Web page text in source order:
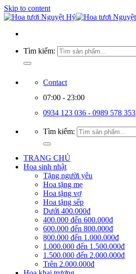
Skip to content
Tìm kiếm:
Contact
07:00 - 23:00
0934 123 036 - 0989 578 353
Tìm kiếm:
TRANG CHỦ
Hoa sinh nhật
Tặng người yêu
Hoa tặng mẹ
Hoa tặng vợ
Hoa tặng sếp
Dưới 400.000đ
400.000 đến 600.000đ
600.000 đến 800.000đ
800.000 đến 1.000.000đ
1.000.000 đến 1.500.000đ
1.500.000 đến 2.000.000đ
Trên 2.000.000đ